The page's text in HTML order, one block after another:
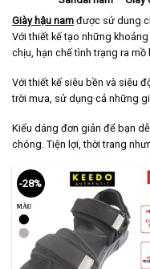
Giày hậu nam được sử dung
Với thiết kế tạo những
chịu, hạn chế tình trạng ra
Với thiết kế siêu bền và siêu
trời mưa, sử dụng cả những
Kiểu dáng đơn giản để bạn
chóng. Tiện lợi, thời trang
-28%